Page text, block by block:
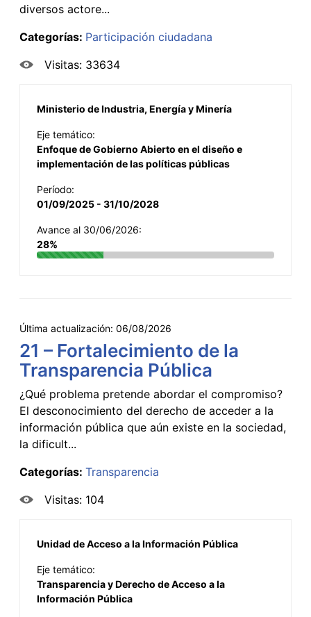
diversos actore...
Categorías: Participación ciudadana
Visitas: 33634
Ministerio de Industria, Energía y Minería
Eje temático:
Enfoque de Gobierno Abierto en el diseño e
implementación de las políticas públicas
Período:
01/09/2025 - 31/10/2028
Avance al 30/06/2026:
28%
Última actualización: 06/08/2026
21 – Fortalecimiento de la
Transparencia Pública
¿Qué problema pretende abordar el compromiso?
El desconocimiento del derecho de acceder a la
información pública que aún existe en la sociedad,
la dificult...
Categorías: Transparencia
Visitas: 104
Unidad de Acceso a la Información Pública
Eje temático:
Transparencia y Derecho de Acceso a la
Información Pública